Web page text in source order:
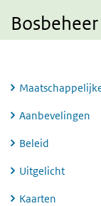
Aanbevelingen
Beleid
Uitgelicht
Kaarten